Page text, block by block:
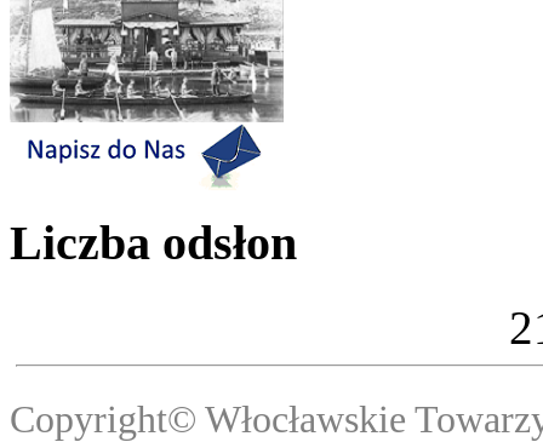
Liczba odsłon
2
Copyright©